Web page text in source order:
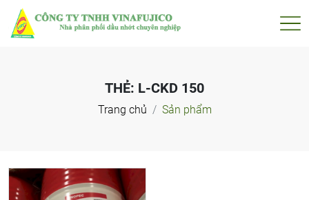
THẺ: L-CKD 150
Trang chủ Sản phẩm